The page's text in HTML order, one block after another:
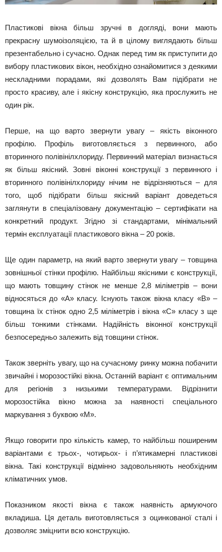
Пластикові вікна більш зручні в догляді, вони мають
прекрасну шумоізоляцією, та й в цілому виглядають більш
презентабельно і сучасно. Однак перед тим як приступити до
вибору пластикових вікон, необхідно ознайомитися з деякими
нескладними порадами, які дозволять Вам підібрати не
просто красиву, але і якісну конструкцію, яка прослужить не
один рік.
Перше, на що варто звернути увагу – якість віконного
профілю. Профіль виготовляється з первинного, або
вторинного полівінілхлориду. Первинний матеріал визнається
як більш якісний. Зовні віконні конструкції з первинного і
вторинного полівінілхлориду нічим не відрізняються – для
того, щоб підібрати більш якісний варіант доведеться
заглянути в спеціалізовану документацію – сертифікати на
конкретний продукт. Згідно зі стандартами, мінімальний
термін експлуатації пластикового вікна – 20 років.
Ще один параметр, на який варто звернути увагу – товщина
зовнішньої стінки профілю. Найбільш якісними є конструкції,
що мають товщину стінок не менше 2,8 міліметрів – вони
відносяться до «А» класу. Існують також вікна класу «В» –
товщина їх стінок одно 2,5 міліметрів і вікна «С» класу з ще
більш тонкими стінками. Надійність віконної конструкції
безпосередньо залежить від товщини стінок.
Також зверніть увагу, що на сучасному ринку можна побачити
звичайні і морозостійкі вікна. Останній варіант є оптимальним
для регіонів з низькими температурами. Відрізнити
морозостійка вікно можна за наявності спеціального
маркування з буквою «М».
Якщо говорити про кількість камер, то найбільш поширеним
варіантами є трьох-, чотирьох- і п’ятикамерні пластикові
вікна. Такі конструкції відмінно задовольняють необхідним
кліматичних умов.
Показником якості вікна є також наявність армуючого
вкладиша. Ця деталь виготовляється з оцинкованої сталі і
дозволяє зміцнити всю конструкцію.